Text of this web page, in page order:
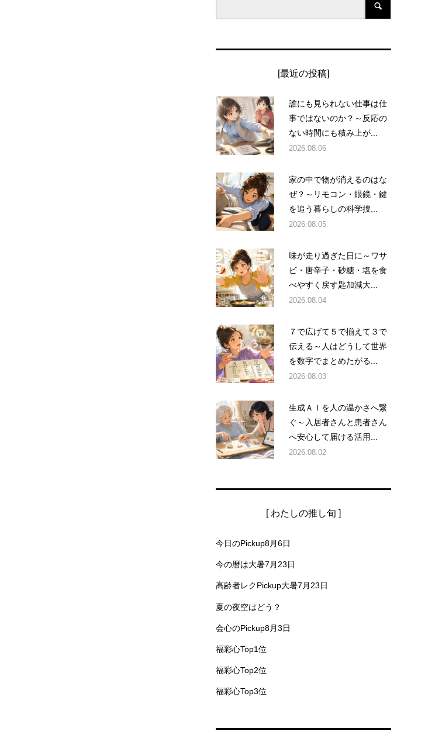
[最近の投稿]
誰にも見られない仕事は仕
事ではないのか？～反応の
ない時間にも積み上が...
2026.08.06
家の中で物が消えるのはな
ぜ？～リモコン・眼鏡・鍵
を追う暮らしの科学捜...
2026.08.05
味が走り過ぎた日に～ワサ
ビ・唐辛子・砂糖・塩を食
べやすく戻す匙加減大...
2026.08.04
７で広げて５で揃えて３で
伝える～人はどうして世界
を数字でまとめたがる...
2026.08.03
生成ＡＩを人の温かさへ繋
ぐ～入居者さんと患者さん
へ安心して届ける活用...
2026.08.02
[ わたしの推し旬 ]
今日のPickup8月6日
今の暦は大暑7月23日
高齢者レクPickup大暑7月23日
夏の夜空はどう？
会心のPickup8月3日
福彩心Top1位
福彩心Top2位
福彩心Top3位